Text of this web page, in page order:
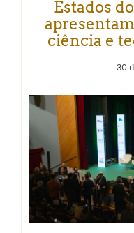
Estados
ciência e
30